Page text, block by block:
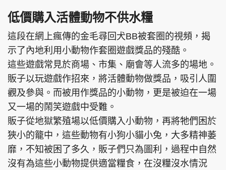
低價購入活體動物不供水糧
這段在網上瘋傳的金毛尋回犬BB被套圈的視頻，揭
示了內地利用小動物作套圈遊戲獎品的殘酷。
這些遊戲常見於商場、市集、廟會等人流多的場地。
販子以玩遊戲作招來，將活體動物做獎品，吸引人圍
觀及參與。而被用作獎品的小動物，更是被迫在一場
又一場的鬧笑遊戲中受難。
販子從地獄繁殖場以低價購入小動物，再將牠們困於
狹小的籠中，這些動物有小狗小貓小兔，大多精神萎
靡，不知被困了多久，販子們只為圖利，過程中自然
沒有為這些小動物提供適當糧食，在沒糧沒水情況